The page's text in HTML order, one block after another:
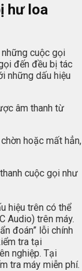
hư loa
cuộc gọi
đến đều bị tác
những dấu hiệu
âm thanh từ
hoặc mất hẳn,
cuộc gọi như
hiệu trên có thể
Audio) trên máy.
đoán” lỗi chính
tra tại
nghiệp. Tại
tra máy miễn phí.